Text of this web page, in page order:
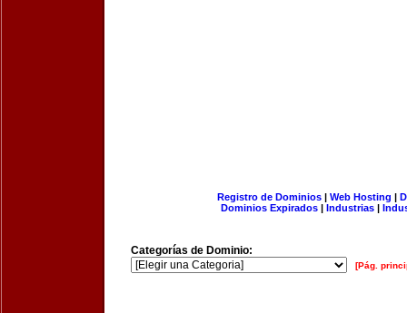
Registro de Dominios| Web Hosting |
Dominios Expirados | Industrias |
Categorías de Dominio:
[Pág.